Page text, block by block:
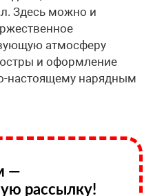
Здесь можно и
атмосферу
и оформление
настоящему нарядным
—
рассылку!